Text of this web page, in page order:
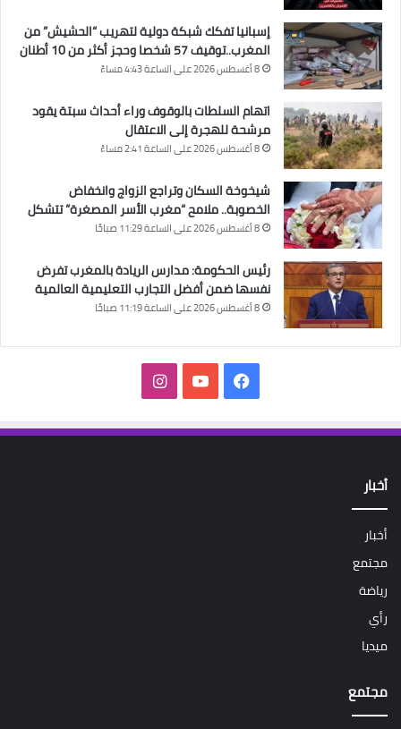
إسبانيا تفكك شبكة دولية لتهريب “الحشيش” من
المغرب..توقيف 57 شخصا وحجز أكثر من 10 أطنان
8 أغسطس 2026 على الساعة 4:43 مساءً
اتهام السلطات بالوقوف وراء أحداث سبتة يقود
مرشحة للهجرة إلى الاعتقال
8 أغسطس 2026 على الساعة 2:41 مساءً
شيخوخة السكان وتراجع الزواج وانخفاض
الخصوبة.. ملامح “مغرب الأسر المصغرة” تتشكل
8 أغسطس 2026 على الساعة 11:29 صباحًا
رئيس الحكومة: مدارس الريادة بالمغرب تفرض
نفسها ضمن أفضل التجارب التعليمية العالمية
8 أغسطس 2026 على الساعة 11:19 صباحًا
فيسبوك‫YouTubeانستقرام
أخبار
أخبار
مجتمع
رياضة
رأي
ميديا
مجتمع